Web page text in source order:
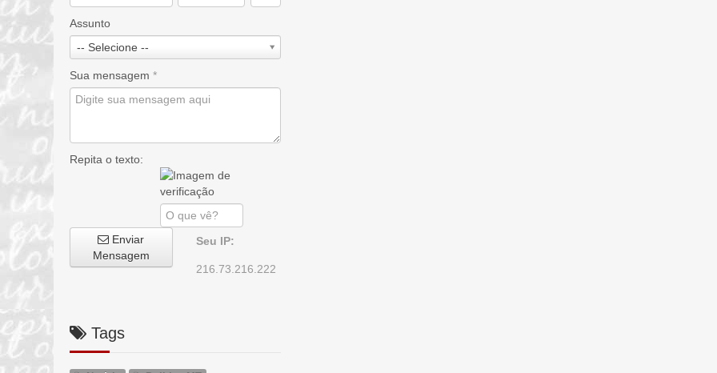
Assunto
-- Selecione --
Sua mensagem *
Repita o texto:
Enviar
Mensagem
Seu IP:
216.73.216.222
Tags